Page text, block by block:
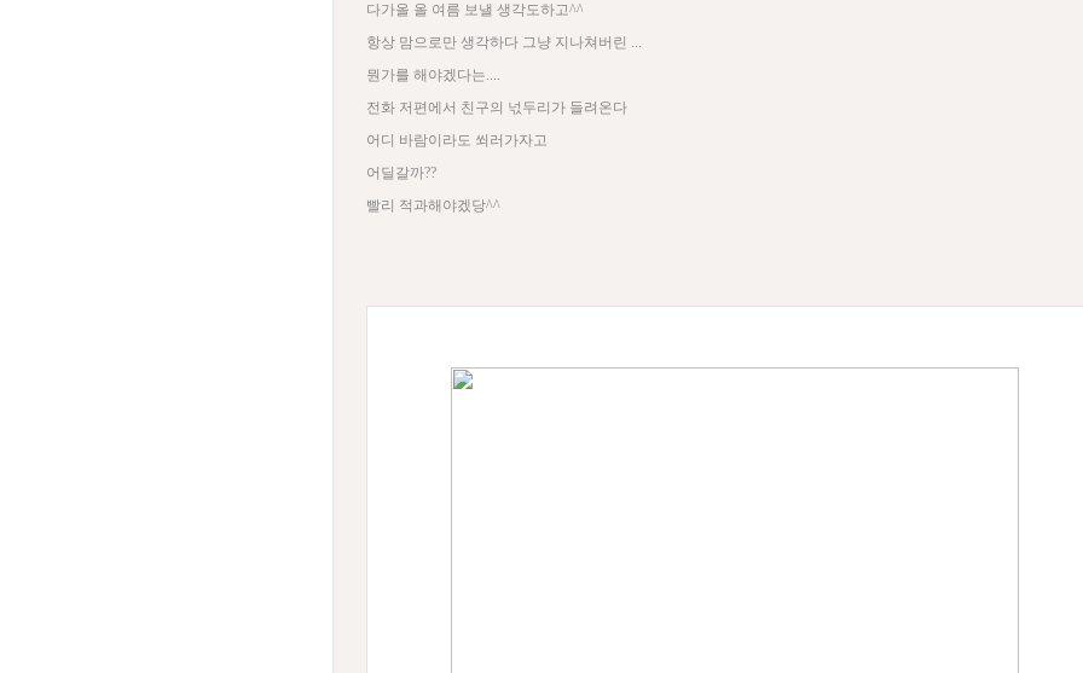
다가올 올 여름 보낼 생각도하고^^
항상 맘으로만 생각하다 그냥 지나쳐버린 ...
뭔가를 해야겠다는....
전화 저편에서 친구의 넋두리가 들려온다
어디 바람이라도 쐬러가자고
어딜갈까??
빨리 적과해야겠당^^